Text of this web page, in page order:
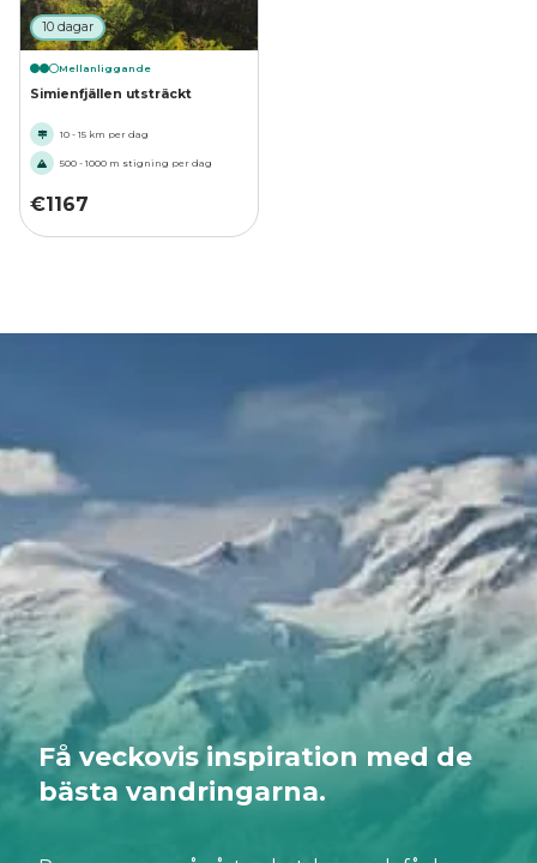
10 dagar
Mellanliggande
Simienfjällen utsträckt
10 - 15 km per dag
500 - 1000 m stigning per dag
€1167
Få veckovis inspiration med de
bästa vandringarna.